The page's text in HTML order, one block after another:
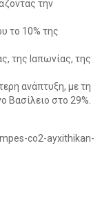
την
το 10% της
της Ιαπωνίας, της
ανάπτυξη, με τη
Βασίλειο στο 29%.
co2-ayxithikan-